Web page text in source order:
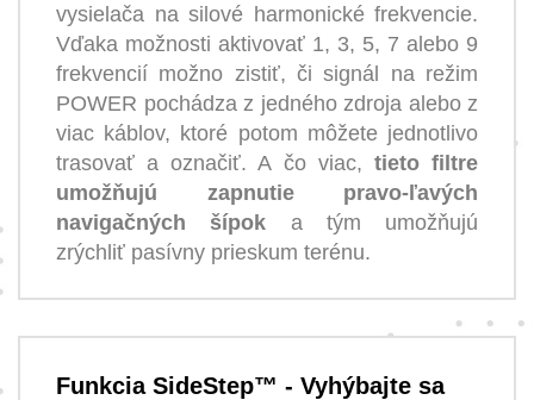
vysielača na silové harmonické frekvencie.
Vďaka možnosti aktivovať 1, 3, 5, 7 alebo 9
frekvencií možno zistiť, či signál na režim
POWER pochádza z jedného zdroja alebo z
viac káblov, ktoré potom môžete jednotlivo
trasovať a označiť. A čo viac, tieto filtre
umožňujú zapnutie pravo-ľavých
navigačných šípok
a tým umožňujú
zrýchliť pasívny prieskum terénu.
Funkcia SideStep™ - Vyhýbajte sa